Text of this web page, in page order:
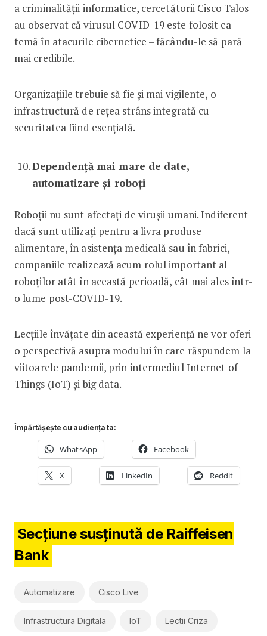
a criminalității informatice, cercetătorii Cisco Talos
au observat că virusul COVID-19 este folosit ca
temă în atacurile cibernetice – făcându-le să pară
mai credibile.
Organizațiile trebuie să fie și mai vigilente, o
infrastructură de rețea strâns integrată cu
securitatea fiind esențială.
Dependență mai mare de date,
automatizare și roboți
Roboții nu sunt afectați de virușii umani. Indiferent
dacă sunt utilizați pentru a livra produse
alimentare, în asistența medicală sau în fabrici,
companiile realizează acum rolul important al
roboților atât în această perioadă, cât mai ales într-
o lume post-COVID-19.
Lecțiile învățate din această experiență ne vor oferi
o perspectivă asupra modului în care răspundem la
viitoarele pandemii, prin intermediul Internet of
Things (IoT) și big data.
Împărtășește cu audiența ta:
WhatsApp Facebook
X LinkedIn Reddit
Secțiune susținută de Raiffeisen
Bank
Automatizare Cisco Live
Infrastructura Digitala IoT Lectii Criza